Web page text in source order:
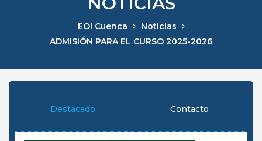
EOI Cuenca
Noticias
ADMISIÓN PARA EL CURSO 2025-2026
Destacado Contacto